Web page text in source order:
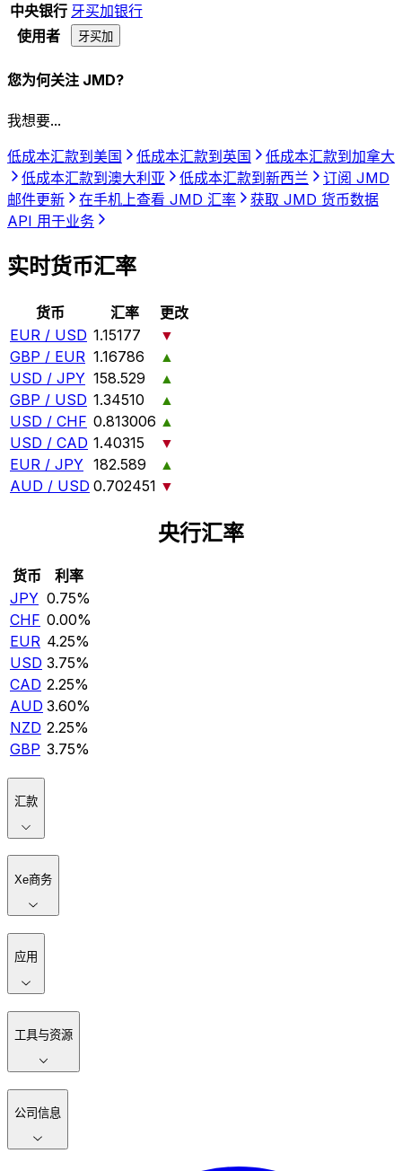
中央银行 牙买加银行
使用者
牙买加
您为何关注 JMD?
我想要...
低成本汇款到美国
低成本汇款到英国
低成本汇款到加拿大
低成本汇款到澳大利亚
低成本汇款到新西兰
订阅 JMD
邮件更新
在手机上查看 JMD 汇率
获取 JMD 货币数据
API 用于业务
实时货币汇率
货币 汇率
更改
EUR / USD 1.15177
▼
GBP / EUR 1.16786
▲
USD / JPY 158.529
▲
GBP / USD 1.34510
▲
USD / CHF 0.813006 ▲
USD / CAD 1.40315
▼
EUR / JPY 182.589
▲
AUD / USD 0.702451 ▼
央行汇率
货币
利率
JPY 0.75%
CHF 0.00%
EUR 4.25%
USD 3.75%
CAD 2.25%
AUD 3.60%
NZD 2.25%
GBP 3.75%
汇款
Xe商务
应用
工具与资源
公司信息